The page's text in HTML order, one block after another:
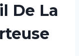
De La